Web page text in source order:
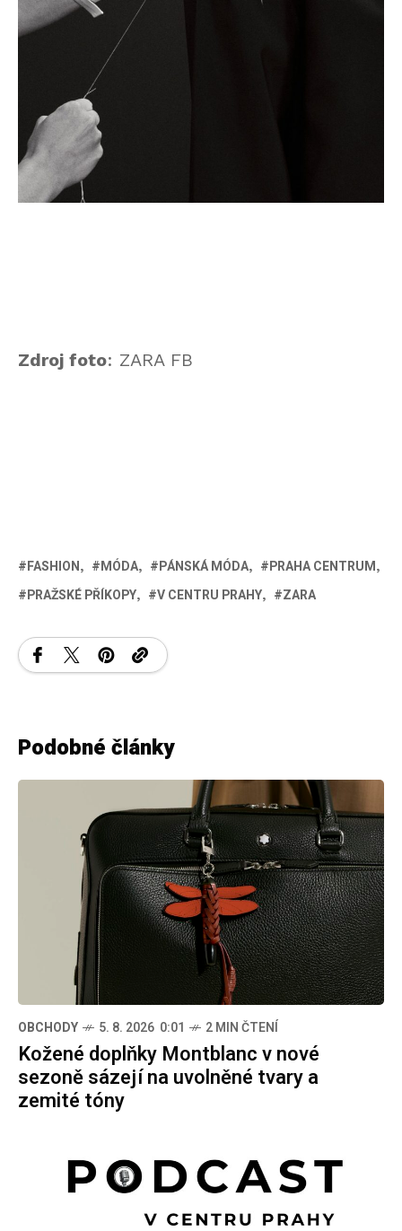
Zdroj foto: ZARA FB
FASHION MÓDA PÁNSKÁ MÓDA
PRAHA CENTRUM
PRAŽSKÉ PŘÍKOPY
V CENTRU PRAHY ZARA
Podobné články
OBCHODY 5. 8. 2026 0:01 2 MIN ČTENÍ
Kožené doplňky Montblanc v nové
sezoně sázejí na uvolněné tvary a
zemité tóny